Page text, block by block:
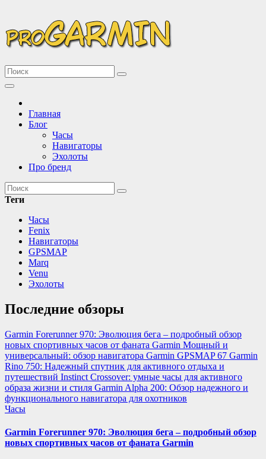
содержимому
Все про Garmin
Описание и сравнение новинок техники Garmin
Главная
Блог
Часы
Навигаторы
Эхолоты
Про бренд
Теги
Часы
Fenix
Навигаторы
GPSMAP
Marq
Venu
Эхолоты
Последние обзоры
Garmin Forerunner 970: Эволюция бега – подробный обзор
новых спортивных часов от фаната Garmin Мощный и
универсальный: обзор навигатора Garmin GPSMAP 67 Garmin
Rino 750: Надежный спутник для активного отдыха и
путешествий Instinct Crossover: умные часы для активного
образа жизни и стиля Garmin Alpha 200: Обзор надежного и
функционального навигатора для охотников
Часы
Garmin Forerunner 970: Эволюция бега – подробный обзор
новых спортивных часов от фаната Garmin